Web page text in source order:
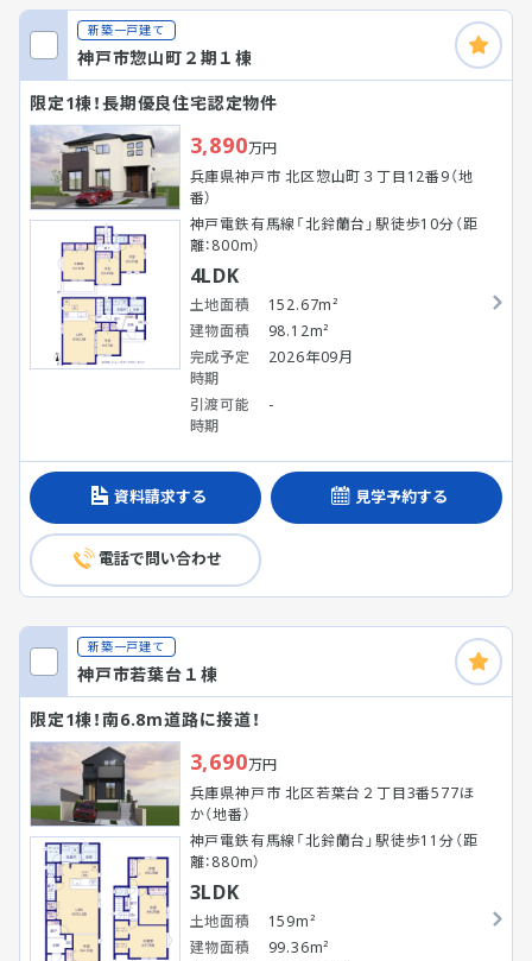
新築一戸建て
神戸市惣山町２期１棟
限定1棟！長期優良住宅認定物件
3,890万円
兵庫県神戸市 北区惣山町３丁目12番9（地
番）
神戸電鉄有馬線「北鈴蘭台」駅徒歩10分（距
離：800m）
4LDK
土地面積
152.67m²
建物面積
98.12m²
完成予定
時期
2026年09月
引渡可能
時期
-
資料請求する 見学予約する
電話で問い合わせ
新築一戸建て
神戸市若葉台１棟
限定1棟！南6.8m道路に接道！
3,690万円
兵庫県神戸市 北区若葉台２丁目3番577ほ
か（地番）
神戸電鉄有馬線「北鈴蘭台」駅徒歩11分（距
離：880m）
3LDK
土地面積
159m²
建物面積
99.36m²